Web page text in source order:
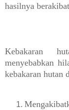
hasilnya
Kebakaran
menyebabkan
kebakaran hutan